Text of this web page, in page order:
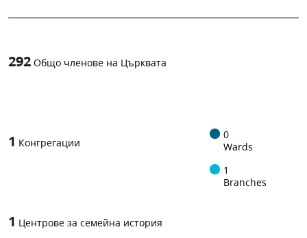
292 Общо членове на Църквата
1 Конгрегации
0
Wards
1
Branches
1 Центрове за семейна история